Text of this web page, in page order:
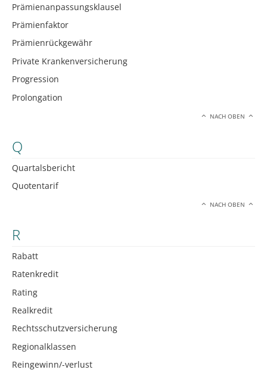
Prämienanpassungsklausel
Prämienfaktor
Prämienrückgewähr
Private Krankenversicherung
Progression
Prolongation
NACH OBEN
Q
Quartalsbericht
Quotentarif
NACH OBEN
R
Rabatt
Ratenkredit
Rating
Realkredit
Rechtsschutzversicherung
Regionalklassen
Reingewinn/-verlust